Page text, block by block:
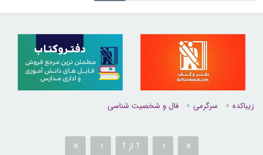
زیباکده سرگرمی فال و شخصیت شناسی
1 از 1